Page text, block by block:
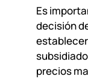
Es
decisión
precios